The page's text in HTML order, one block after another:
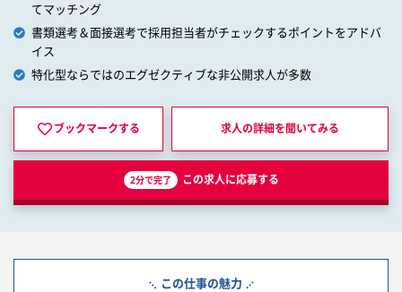
てマッチング
書類選考＆面接選考で採用担当者がチェックするポイントをアドバ
イス
特化型ならではのエグゼクティブな非公開求人が多数
ブックマークする 求人の詳細を聞いてみる
2分で完了 この求人に応募する
この仕事の魅力